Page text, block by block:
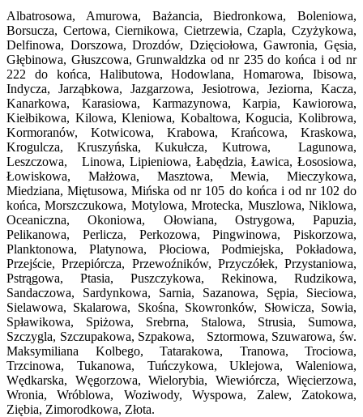
Albatrosowa, Amurowa, Bażancia, Biedronkowa, Boleniowa,
Borsucza, Certowa, Ciernikowa, Cietrzewia, Czapla, Czyżykowa,
Delfinowa, Dorszowa, Drozdów, Dzięciołowa, Gawronia, Gęsia,
Głębinowa, Głuszcowa, Grunwaldzka od nr 235 do końca i od nr
222 do końca, Halibutowa, Hodowlana, Homarowa, Ibisowa,
Indycza, Jarząbkowa, Jazgarzowa, Jesiotrowa, Jeziorna, Kacza,
Kanarkowa, Karasiowa, Karmazynowa, Karpia, Kawiorowa,
Kiełbikowa, Kilowa, Kleniowa, Kobaltowa, Kogucia, Kolibrowa,
Kormoranów, Kotwicowa, Krabowa, Krańcowa, Kraskowa,
Krogulcza, Kruszyńska, Kukułcza, Kutrowa, Lagunowa,
Leszczowa, Linowa, Lipieniowa, Łabędzia, Ławica, Łososiowa,
Łowiskowa, Małżowa, Masztowa, Mewia, Mieczykowa,
Miedziana, Miętusowa, Mińska od nr 105 do końca i od nr 102 do
końca, Morszczukowa, Motylowa, Mrotecka, Muszlowa, Niklowa,
Oceaniczna, Okoniowa, Ołowiana, Ostrygowa, Papuzia,
Pelikanowa, Perlicza, Perkozowa, Pingwinowa, Piskorzowa,
Planktonowa, Platynowa, Płociowa, Podmiejska, Pokładowa,
Przejście, Przepiórcza, Przewoźników, Przyczółek, Przystaniowa,
Pstrągowa, Ptasia, Puszczykowa, Rekinowa, Rudzikowa,
Sandaczowa, Sardynkowa, Sarnia, Sazanowa, Sępia, Sieciowa,
Sielawowa, Skalarowa, Skośna, Skowronków, Słowicza, Sowia,
Spławikowa, Spiżowa, Srebrna, Stalowa, Strusia, Sumowa,
Szczygla, Szczupakowa, Szpakowa, Sztormowa, Szuwarowa, św.
Maksymiliana Kolbego, Tatarakowa, Tranowa, Trociowa,
Trzcinowa, Tukanowa, Tuńczykowa, Uklejowa, Waleniowa,
Wędkarska, Węgorzowa, Wielorybia, Wiewiórcza, Więcierzowa,
Wronia, Wróblowa, Woziwody, Wyspowa, Zalew, Zatokowa,
Ziębia, Zimorodkowa, Złota.